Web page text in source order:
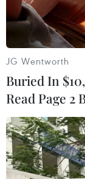
08/08/2026 03:37
tiên hội tụ tại
thuật quốc tế Hà
08/08/2026 02:26
JG Wentworth
Buried In
Read Page 2